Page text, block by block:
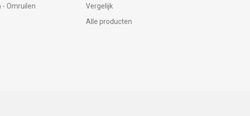
- Omruilen
Vergelijk
Alle producten